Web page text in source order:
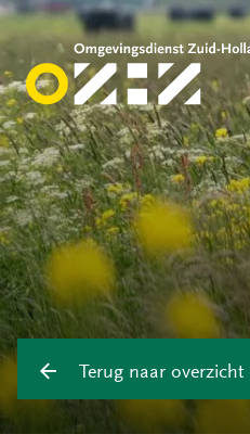
Terug naar overzicht